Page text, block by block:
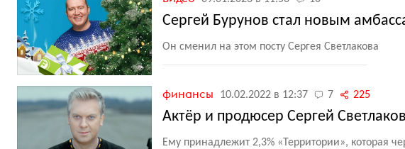
Сергей Бурунов стал новым
Он сменил на этом посту Сергея Светлакова
финансы 10.02.2022 в 12:37 7 225
Актёр и продюсер Сергей
Ему принадлежит 2,3% «Территории», которая